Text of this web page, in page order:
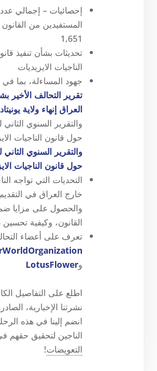
إحصائيات – إجمالي عدد
المستفيدين من القانون
1,651
تحديثات بشأن تنفيذ
الناجيات الايزيديات
جهود المساءلة، بما
تقرير التحالف الأخير
العراق إنهاء ولاية يونيتاد
والتقرير السنوي الثاني
حول قانون الناجيات
والتقرير السنوي الثاني
حول قانون الناجيات
التحديات التي تواجه
خارج العراق في التقديم
والحصول على مزايا
القانون، وكيفية
تعرف على أعضاء
وLotusFlower
اطلع على التفاصيل
نشرتنا الإخبارية،
انضم إلينا في هذه
الناجين لتحقيق حقهم
التعويضات!